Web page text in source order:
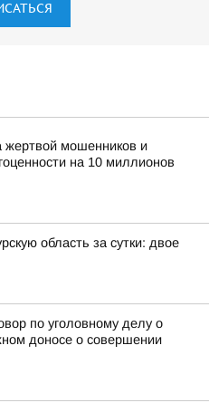
жертвой мошенников и
на 10 миллионов
область за сутки: двое
по уголовному делу о
доносе о совершении